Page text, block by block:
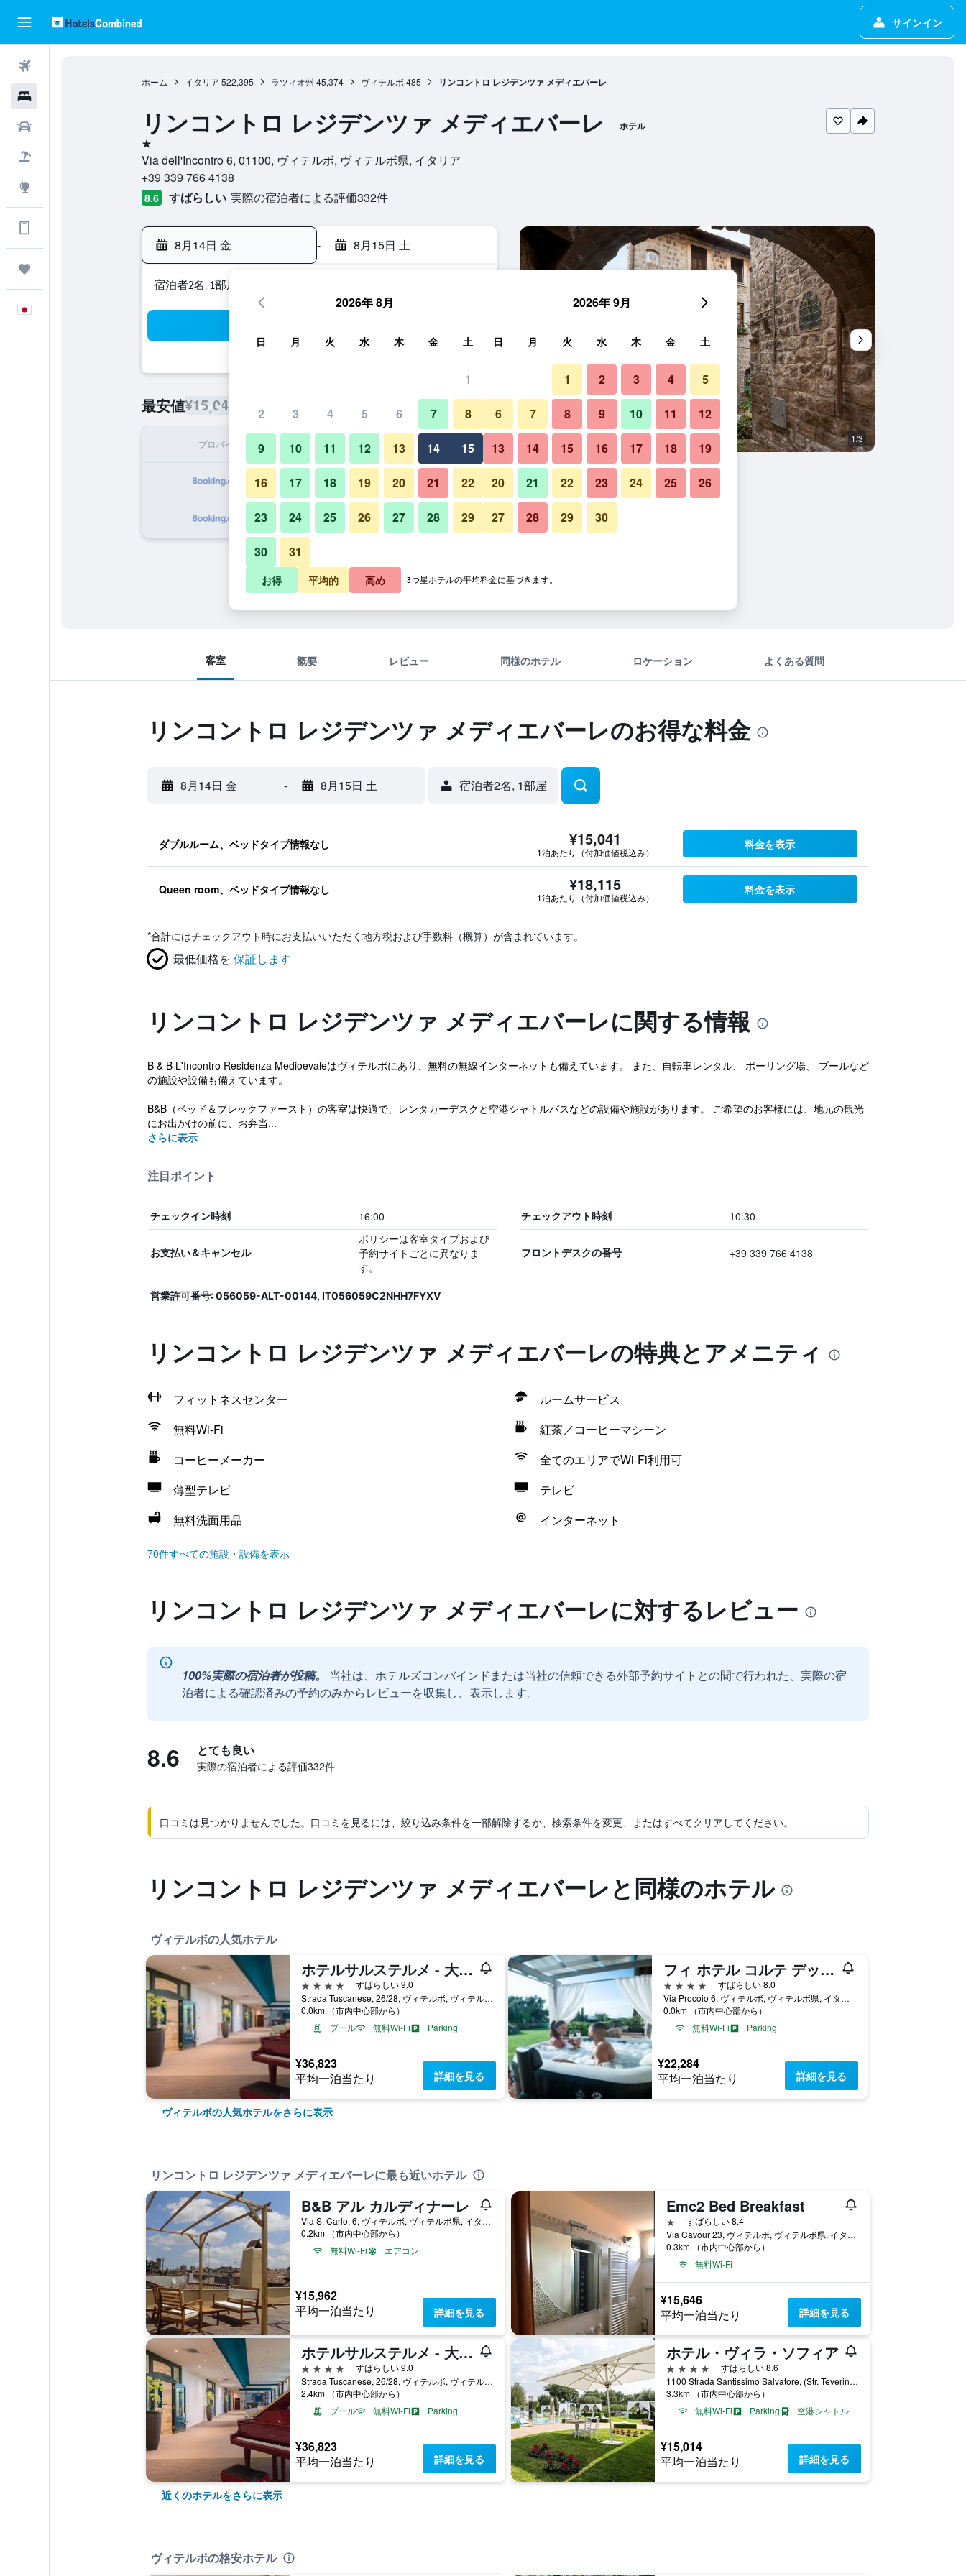
サインイン
アプリでさらに便利に
ホーム イタリア 522,395 ラツィオ州 45,374 ヴィテルボ 485 リンコントロ レジデンツァ メディエバーレ
リンコントロ レジデンツァ メディエバーレ ホテル
1つ星
Via dell'Incontro 6, 01100, ヴィテルボ, ヴィテルボ県, イタリア
+39 339 766 4138
8.6 すばらしい 実際の宿泊者による評価332​件
8月14日 金 - 8月15日 土
宿泊者2名, 1​部屋
最安値¥15,041
プロバイダ 1泊あたり合計
¥15,041 プランを見る
¥18,115 プランを見る
建物 1/3
リンコントロ レジデンツァ メディエバーレの写真
客室 概要 レビュー 同様のホテル ロケーション よくある質問
リンコントロ レジデンツァ メディエバーレのお得な料金
8月14日 金 - 8月15日 土 宿泊者2名, 1​部屋
ダブルルーム、ベッドタイプ情報なし ¥15,041
1泊あたり（付加価値税込み）
料金を表示
Queen room、ベッドタイプ情報なし ¥18,115
1泊あたり（付加価値税込み）
料金を表示
*合計にはチェックアウト時にお支払いいただく地方税および手数料（概算）が含まれています。
最低価格を 保証します
リンコントロ レジデンツァ メディエバーレに関する情報
B & B L'Incontro Residenza Medioevaleはヴィテルボにあり、無料の無線インターネットも備えています。 また、自転車レンタル、 ボーリング場、 プールなど
の施設や設備も備えています。
B&B（ベッド＆ブレックファースト）の客室は快適で、レンタカーデスクと空港シャトルバスなどの設備や施設があります。 ご希望のお客様には、地元の観光
にお出かけの前に、お弁当...
さらに表示
注目ポイント
チェックイン時刻 16:00 チェックアウト時刻 10:30
お支払い＆キャンセル
ポリシーは客室タイプおよび
予約サイトごとに異なりま
す。
フロントデスクの番号 +39 339 766 4138
営業許可番号: 056059-ALT-00144, IT056059C2NHH7FYXV
リンコントロ レジデンツァ メディエバーレの特典とアメニティ
フィットネスセンター
ルームサービス
無料Wi-Fi
紅茶／コーヒーマシーン
コーヒーメーカー
全てのエリアでWi-Fi利用可
薄型テレビ
テレビ
無料洗面用品
インターネット
70件すべての施設・設備を表示
リンコントロ レジデンツァ メディエバーレに対するレビュー
100%実際の宿泊者が投稿。
当社は、ホテルズコンバインドまたは当社の信頼できる外部予約サイトとの間で行われた、実際の宿
泊者による確認済みの予約のみからレビューを収集し、表示します。
8.6 とても良い
実際の宿泊者による評価332​件
口コミは見つかりませんでした。口コミを見るには、絞り込み条件を一部解除するか、検索条件を変更、またはすべてクリアしてください。
リンコントロ レジデンツァ メディエバーレと同様のホテル
ヴィテルボの人気ホテル
ホテルサルステルメ - 大人専用
4つ星
すばらしい 9.0
Strada Tuscanese, 26/28, ヴィテルボ, ヴィテルボ県, イタリア
0.0km （市内中心部から）
プール
無料Wi-Fi Parking
¥36,823
平均一泊当たり 詳細を見る
フィ ホテル コルテ デッレ テルメ
4つ星
すばらしい 8.0
Via Procoio 6, ヴィテルボ, ヴィテルボ県, イタリア
0.0km （市内中心部から）
無料Wi-Fi
Parking
¥22,284
平均一泊当たり 詳細を見る
ヴィテルボの人気ホテルをさらに表示
リンコントロ レジデンツァ メディエバーレに最も近いホテル
B&B アル カルディナーレ
Via S. Carlo, 6, ヴィテルボ, ヴィテルボ県, イタリア
0.2km （市内中心部から）
無料Wi-Fi
エアコン
¥15,962
平均一泊当たり 詳細を見る
Emc2 Bed Breakfast
1つ星すばらしい 8.4
Via Cavour 23, ヴィテルボ, ヴィテルボ県, イタリア
0.3km （市内中心部から）
無料Wi-Fi
¥15,646
平均一泊当たり 詳細を見る
ホテルサルステルメ - 大人専用
4つ星
すばらしい 9.0
Strada Tuscanese, 26/28, ヴィテルボ, ヴィテルボ県, イタリア
2.4km （市内中心部から）
プール
無料Wi-Fi Parking
¥36,823
平均一泊当たり 詳細を見る
ホテル・ヴィラ・ソフィア
4つ星
すばらしい 8.6
1100 Strada Santissimo Salvatore, (Str. Teverina) Viterbo, ヴィテルボ, ヴィテルボ県, イタリア
3.3km （市内中心部から）
無料Wi-Fi
Parking 空港シャトル
¥15,014
平均一泊当たり 詳細を見る
近くのホテルをさらに表示
ヴィテルボの格安ホテル
2026年 8月
日 月 火 水 木 金 土
1
2 3 4 5 6 7 8
9 10 11 12 13 14 15
16 17 18 19 20 21 22
23 24 25 26 27 28 29
30 31
2026年 9月
日 月 火 水 木 金 土
1 2 3 4 5
6 7 8 9 10 11 12
13 14 15 16 17 18 19
20 21 22 23 24 25 26
27 28 29 30
お得 平均的 高め 3つ星ホテルの平均料金に基づきます。